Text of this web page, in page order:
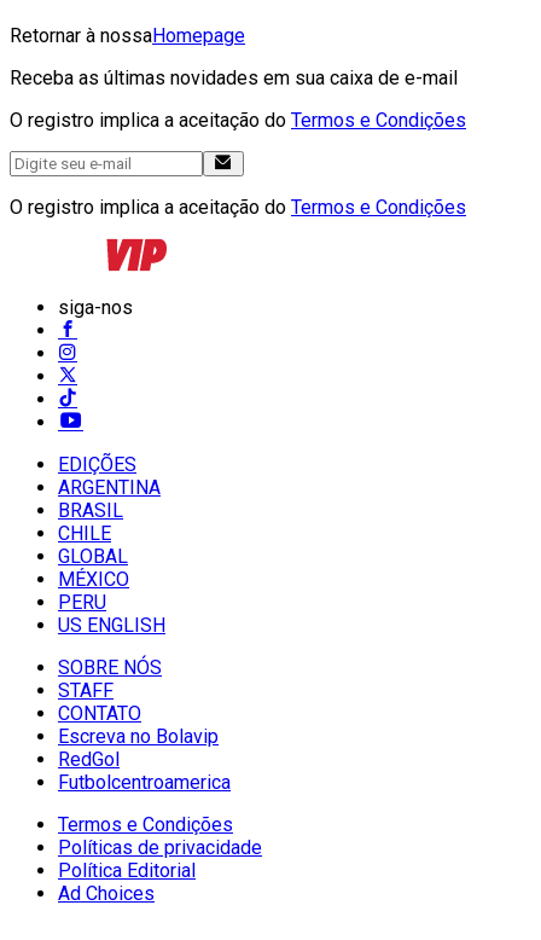
Retornar à nossaHomepage
Receba as últimas novidades em sua caixa de e-mail
O registro implica a aceitação do Termos e Condições
O registro implica a aceitação do Termos e Condições
siga-nos
EDIÇÕES
ARGENTINA
BRASIL
CHILE
GLOBAL
MÉXICO
PERU
US ENGLISH
SOBRE NÓS
STAFF
CONTATO
Escreva no Bolavip
RedGol
Futbolcentroamerica
Termos e Condições
Políticas de privacidade
Política Editorial
Ad Choices